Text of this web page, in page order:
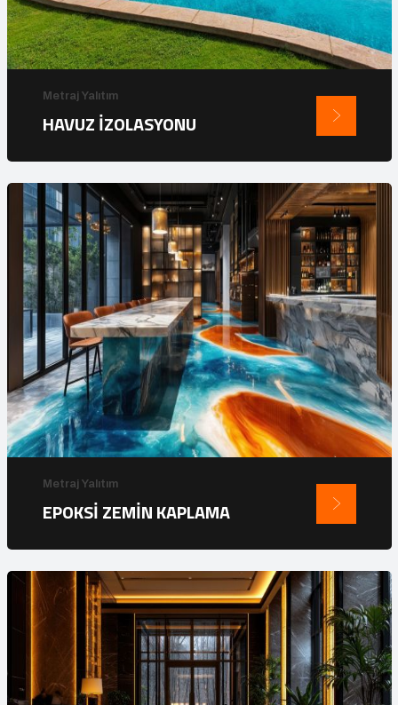
Metraj Yalıtım
HAVUZ İZOLASYONU
Metraj Yalıtım
EPOKSİ ZEMİN KAPLAMA